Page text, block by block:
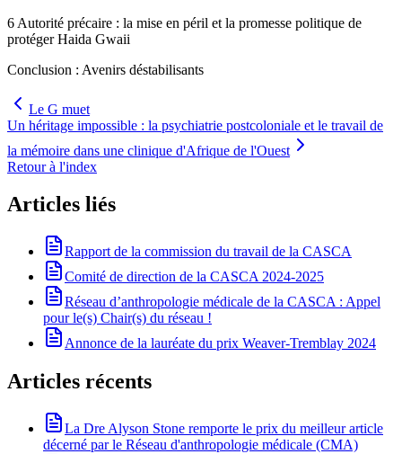
6 Autorité précaire : la mise en péril et la promesse politique de
protéger Haida Gwaii
Conclusion : Avenirs déstabilisants
Le G muet
Un héritage impossible : la psychiatrie postcoloniale et le travail de
la mémoire dans une clinique d'Afrique de l'Ouest
Retour à l'index
Articles liés
Rapport de la commission du travail de la CASCA
Comité de direction de la CASCA 2024-2025
Réseau d’anthropologie médicale de la CASCA : Appel
pour le(s) Chair(s) du réseau !
Annonce de la lauréate du prix Weaver-Tremblay 2024
Articles récents
La Dre Alyson Stone remporte le prix du meilleur article
décerné par le Réseau d'anthropologie médicale (CMA)